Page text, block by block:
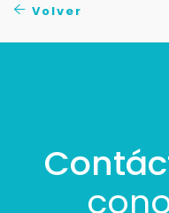
Volver
sistema
Tu WhatsApp *